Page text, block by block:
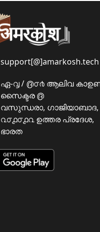
support[@]amarkosh.tech
ഏ-൮ / ൫൦൪ ആലിവ
സൈക്ടര ൫
വസുന്ധരാ, ഗാജിയാബാദ,
൨൦൧൦൧൨ ഉത്തര പ്രദേശ,
ഭാരത